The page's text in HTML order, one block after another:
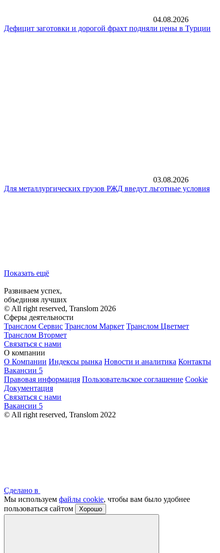
04.08.2026
Дефицит заготовки и дорогой фрахт подняли цены в Турции
03.08.2026
Для металлургических грузов РЖД введут льготные условия
Показать ещё
Развиваем успех,
объединяя лучших
© All right reserved, Translom 2026
Сферы деятельности
Транслом Сервис Транслом Маркет Транслом Цветмет
Транслом Втормет
Связаться с нами
О компании
О Компании Индексы рынка Новости и аналитика Контакты
Вакансии 5
Правовая информация Пользовательское соглашение Cookie
Документация
Связаться с нами
Вакансии 5
© All right reserved, Translom 2022
Сделано в
Мы используем файлы cookie, чтобы вам было удобнее
пользоваться сайтом
Хорошо